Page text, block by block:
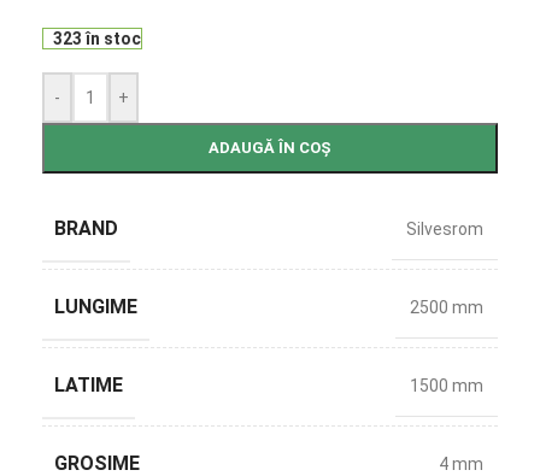
323 în stoc
- +
ADAUGĂ ÎN COȘ
BRAND Silvesrom
LUNGIME 2500 mm
LATIME 1500 mm
GROSIME 4 mm